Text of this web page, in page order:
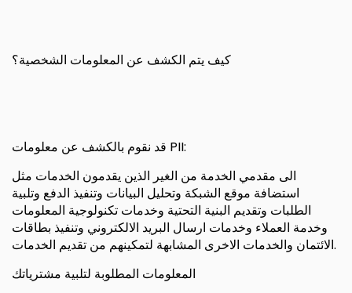
كيف يتم الكشف عن المعلومات الشخصية؟
قد نقوم بالكشف عن معلومات PII:
الى مقدمي الخدمة من الغير الذين يقدمون الخدمات مثل
استضافة موقع الشبكة وتحليل البيانات وتنفيذ الدفع وتلبية
الطلبات وتقديم البنية التحتية وخدمات تكنولوجية المعلومات
وخدمة العملاء وخدمات ارسال البريد الالكتروني وتنفيذ بطاقات
الائتمان والخدمات الاخرى المشابهة لتمكينهم من تقديم الخدمات.
المعلومات المطلوبة لتلبية مشترياتك